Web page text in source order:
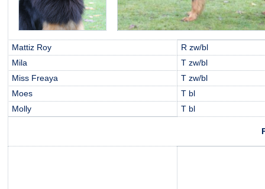
Mattiz Roy
R zw/bl
Mila
T zw/bl
Miss Freaya
T zw/bl
Moes
T bl
Molly
T bl